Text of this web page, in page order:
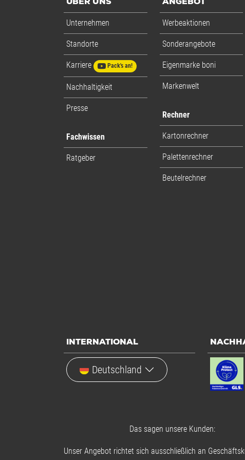
ÜBER UNS
Unternehmen
Standorte
Karriere Pack's an!
Nachhaltigkeit
Presse
Fachwissen
Ratgeber
ANGEBOT
Werbeaktionen
Sonderangebote
Eigenmarke boni
Markenwelt
Rechner
Kartonrechner
Palettenrechner
Beutelrechner
INTERNATIONAL
Deutschland
Das sagen unsere Kunden:
Unser Angebot richtet sich ausschließlich an